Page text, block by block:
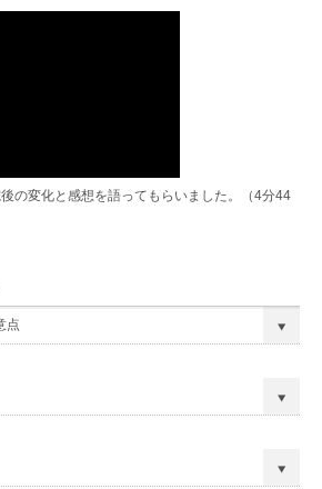
の変化と感想を語ってもらいました。（4分44
点